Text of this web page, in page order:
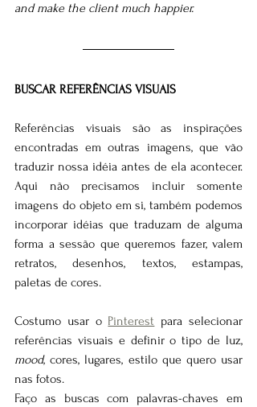
and make the client much happier.
BUSCAR REFERÊNCIAS VISUAIS
Referências visuais são as inspirações
encontradas em outras imagens, que vão
traduzir nossa idéia antes de ela acontecer.
Aqui não precisamos incluir somente
imagens do objeto em si, também podemos
incorporar idéias que traduzam de alguma
forma a sessão que queremos fazer, valem
retratos, desenhos, textos, estampas,
paletas de cores.
Costumo usar o Pinterest para selecionar
mood, cores, lugares, estilo que quero usar
nas fotos.
Faço as buscas com palavras-chaves em